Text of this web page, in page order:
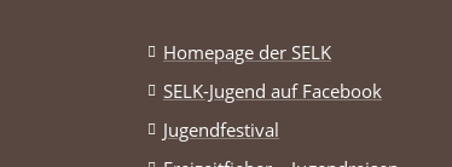
Homepage der SELK
SELK-Jugend auf Facebook
Jugendfestival